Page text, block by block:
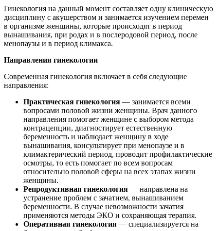
Гинекология на данный момент составляет одну клиническую
дисциплину с акушерством и занимается изучением перемен
в организме женщины, которые происходят в период
вынашивания, при родах и в послеродовой период, после
менопаузы и в период климакса.
Направления гинекологии
Современная гинекология включает в себя следующие
направления:
Практическая гинекология — занимается всеми
вопросами половой жизни женщины. Врач данного
направления помогает женщине с выбором метода
контрацепции, диагностирует естественную
беременность и наблюдает женщину в ходе
вынашивания, консультирует при менопаузе и в
климактерический период, проводит профилактические
осмотры, то есть помогает по всем вопросам
относительно половой сферы на всех этапах жизни
женщины.
Репродуктивная гинекология — направлена на
устранение проблем с зачатием, вынашиванием
беременности. В случае невозможности зачатия
применяются методы ЭКО и сохраняющая терапия.
Оперативная гинекология — специализируется на